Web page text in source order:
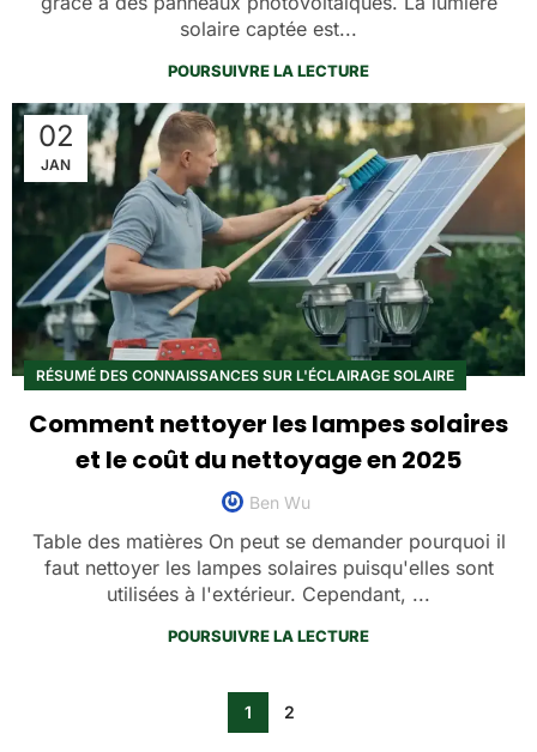
solaire captée est...
POURSUIVRE LA LECTURE
02
JAN
RÉSUMÉ DES CONNAISSANCES SUR L'ÉCLAIRAGE SOLAIRE
Comment nettoyer les lampes solaires
et le coût du nettoyage en 2025
Ben Wu
Table des matières On peut se demander pourquoi il
faut nettoyer les lampes solaires puisqu'elles sont
utilisées à l'extérieur. Cependant, ...
POURSUIVRE LA LECTURE
1 2